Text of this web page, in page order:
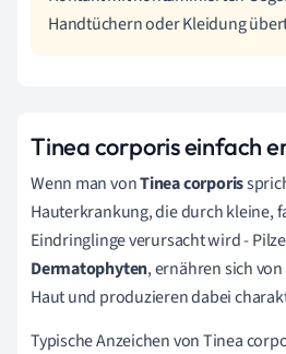
Handtüchern oder Kleidung
Tinea corporis einfach
Wenn man vonTinea corporis
Hauterkrankung, die durch kleine,
Eindringlinge verursacht wird -
Dermatophyten, ernähren sich
Haut und produzieren dabei
Typische Anzeichen von Tinea